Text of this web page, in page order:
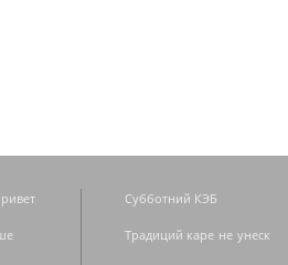
Субботний КЭБ
Традиций каре не унеск